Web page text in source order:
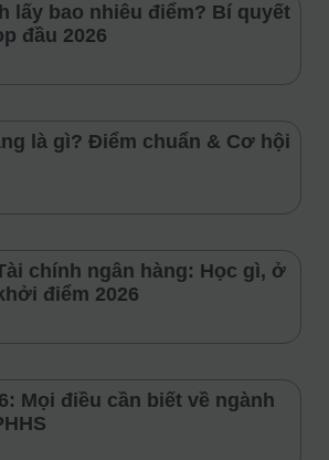
lấy bao nhiêu điểm? Bí quyết
đầu 2026
là gì? Điểm chuẩn & Cơ hội
chính ngân hàng: Học gì, ở
điểm 2026
Mọi điều cần biết về ngành